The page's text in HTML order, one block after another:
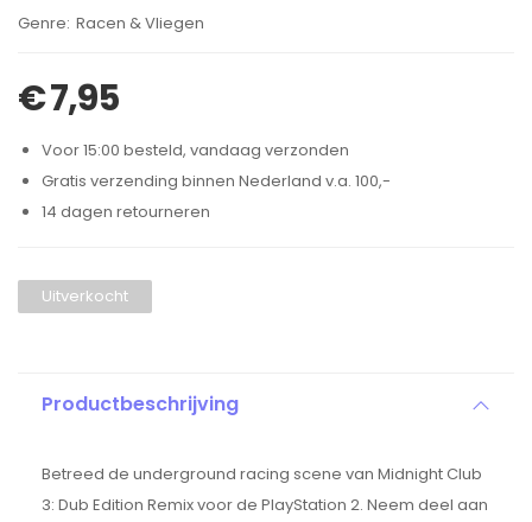
Brand:
Racen & Vliegen
€7,95
Voor 15:00 besteld, vandaag verzonden
Gratis verzending binnen Nederland v.a. 100,-
14 dagen retourneren
Uitverkocht
Productbeschrijving
Betreed de underground racing scene van Midnight Club
3: Dub Edition Remix voor de PlayStation 2. Neem deel aan